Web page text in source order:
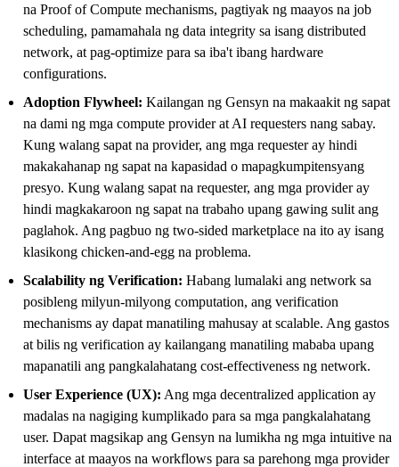
na Proof of Compute mechanisms, pagtiyak ng maayos na job
scheduling, pamamahala ng data integrity sa isang distributed
network, at pag-optimize para sa iba't ibang hardware
configurations.
Adoption Flywheel: Kailangan ng Gensyn na makaakit ng sapat
na dami ng mga compute provider at AI requesters nang sabay.
Kung walang sapat na provider, ang mga requester ay hindi
makakahanap ng sapat na kapasidad o mapagkumpitensyang
presyo. Kung walang sapat na requester, ang mga provider ay
hindi magkakaroon ng sapat na trabaho upang gawing sulit ang
paglahok. Ang pagbuo ng two-sided marketplace na ito ay isang
klasikong chicken-and-egg na problema.
Scalability ng Verification: Habang lumalaki ang network sa
posibleng milyun-milyong computation, ang verification
mechanisms ay dapat manatiling mahusay at scalable. Ang gastos
at bilis ng verification ay kailangang manatiling mababa upang
mapanatili ang pangkalahatang cost-effectiveness ng network.
User Experience (UX): Ang mga decentralized application ay
madalas na nagiging kumplikado para sa mga pangkalahatang
user. Dapat magsikap ang Gensyn na lumikha ng mga intuitive na
interface at maayos na workflows para sa parehong mga provider